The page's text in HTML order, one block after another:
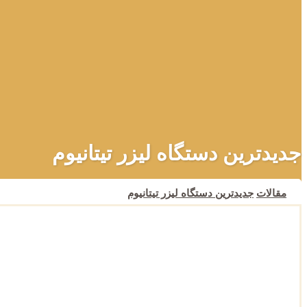
جدیدترین دستگاه لیزر تیتانیوم
مقالات جدیدترین دستگاه لیزر تیتانیوم